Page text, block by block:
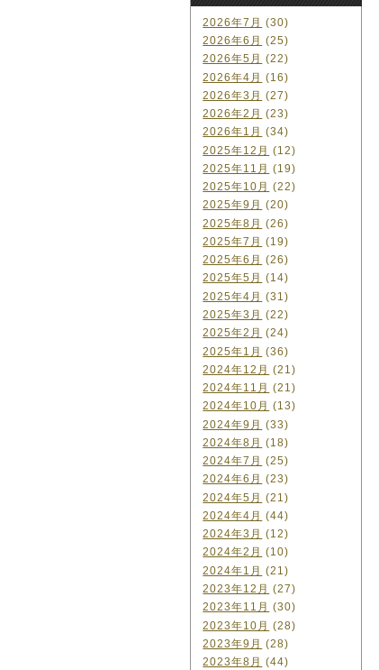
2026年7月 (30)
2026年6月 (25)
2026年5月 (22)
2026年4月 (16)
2026年3月 (27)
2026年2月 (23)
2026年1月 (34)
2025年12月 (12)
2025年11月 (19)
2025年10月 (22)
2025年9月 (20)
2025年8月 (26)
2025年7月 (19)
2025年6月 (26)
2025年5月 (14)
2025年4月 (31)
2025年3月 (22)
2025年2月 (24)
2025年1月 (36)
2024年12月 (21)
2024年11月 (21)
2024年10月 (13)
2024年9月 (33)
2024年8月 (18)
2024年7月 (25)
2024年6月 (23)
2024年5月 (21)
2024年4月 (44)
2024年3月 (12)
2024年2月 (10)
2024年1月 (21)
2023年12月 (27)
2023年11月 (30)
2023年10月 (28)
2023年9月 (28)
2023年8月 (44)